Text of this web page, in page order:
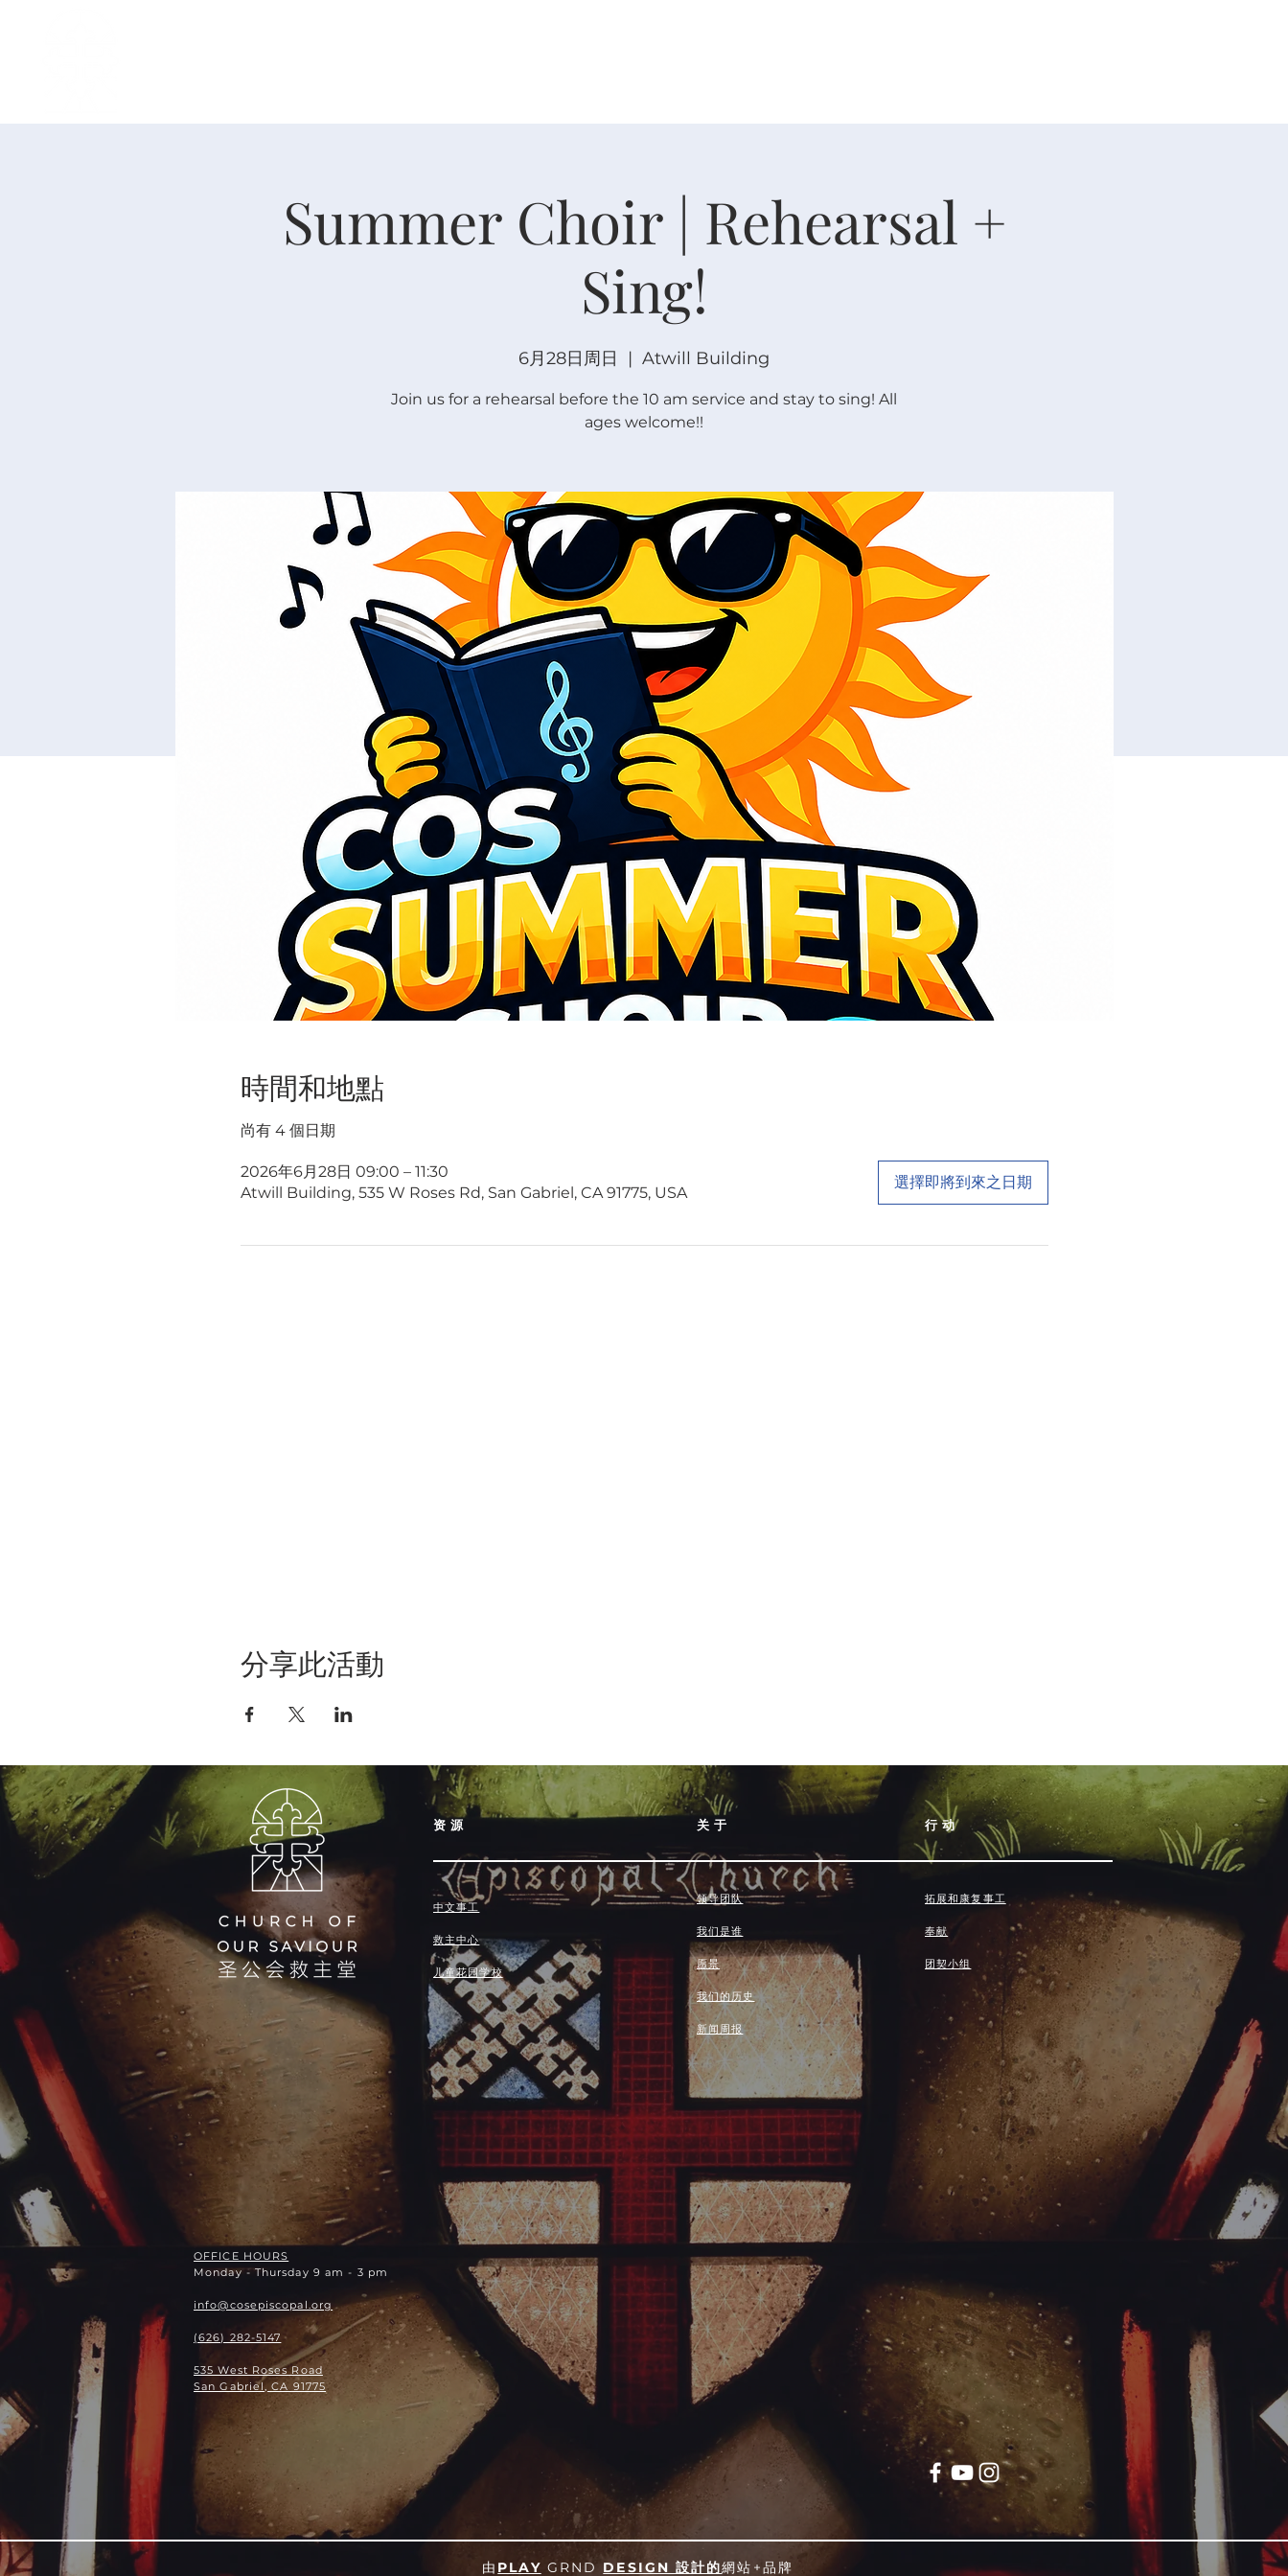
Summer Choir | Rehearsal +
Sing!
6月28日周日
  |
Atwill Building
Join us for a rehearsal before the 10 am service and stay to sing! All
ages welcome!!
時間和地點
尚有 4 個日期
2026年6月28日 09:00 – 11:30
Atwill Building, 535 W Roses Rd, San Gabriel, CA 91775, USA
選擇即將到來之日期
分享此活動
关于
领导团队
我们是谁
愿景
我们的历史
新闻周报
行动
拓展和康复事工
奉献
团契小组
资源
中文事工
救主中心
儿童花园学校
OFFICE HOURS
Monday - Thursday 9 am - 3 pm
info@cosepiscopal.org
(626) 282-5147
535 West Roses Road
San Gabriel, CA 91775
由 PLAY GRND DESIGN 設計的網站+品牌